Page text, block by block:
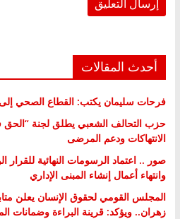
أحدث المقالات
فرحات سليمان يكتب: القطاع الصحي
حزب التحالف الشعبي يطلق لجنة “الحق
الانتهاكات ودعم المرضى
صور .. اعتماد الرسومات النهائية للقرار
وانتهاء أعمال إنشاء المبنى الإداري
المجلس القومي لحقوق الإنسان يعلن
زهران.. ويؤكد: قرينة البراءة وضمانات